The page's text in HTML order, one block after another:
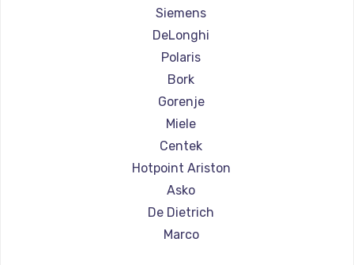
Ремонт кофемашин Nivona
Ремонт кофемашин Astoria
Ремонт кофемашин JVC
Ремонт кофемашин Ariston
Ремонт кофемашин Grundig
Ремонт кофемашин ROCKET MOZZAFIATO
Ремонт кофемашин Vivitek
Ремонт кофемашин Thomson
Ремонт кофемашин Hisense
Ремонт кофемашин DELTA
Ремонт кофемашин Tefal
Siemens
DeLonghi
Polaris
Bork
Gorenje
Miele
Centek
Hotpoint Ariston
Asko
De Dietrich
Marco